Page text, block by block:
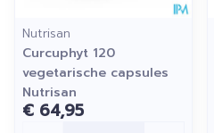
Nutrisan
Curcuphyt 120
vegetarische capsules
Nutrisan
€ 64,95